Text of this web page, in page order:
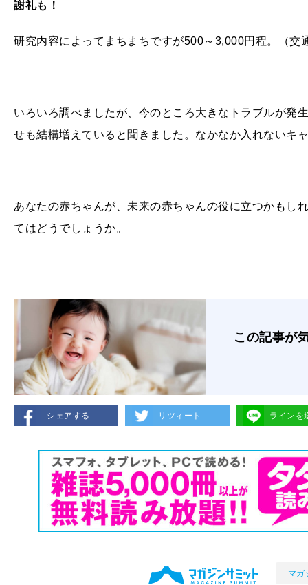
謝礼も！
研究内容によってまちまちですが500～3,000円程。（交
いろいろ調べましたが、今のところ大きなトラブルが発
せも結構増えていると聞きました。なかなか入れないキ
あなたの赤ちゃんが、未来の赤ちゃんの役に立つかもし
てはどうでしょうか。
この記事が
シェアする リツィート ラインを
マガ